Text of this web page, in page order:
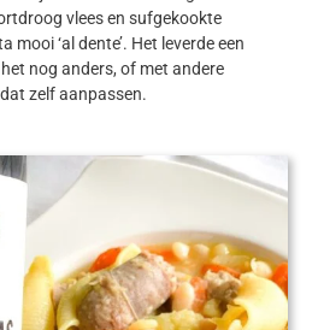
vlees en sufgekookte
mooi ‘al dente’. Het leverde een
nog anders, of met andere
zelf aanpassen.